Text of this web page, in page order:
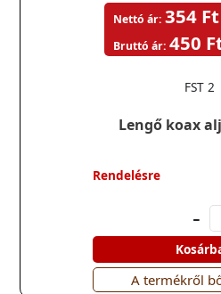
Lengő koax
FST 2
Nettó ár: 354 Ft
Bruttó ár: 450
Rendelésre
-
A termékről